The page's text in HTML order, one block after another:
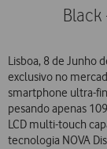
Lisboa, 8 de Junho
exclusivo no
smartphone ultra-
pesando apenas
LCD multi-touch
tecnologia NOVA